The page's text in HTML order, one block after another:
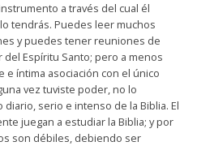
a través del cual él
tendrás. Puedes leer muchos
y puedes tener reuniones de
Espíritu Santo; pero a menos
íntima asociación con el único
vez tuviste poder, no lo
serio e intenso de la Biblia. El
juegan a estudiar la Biblia; y por
son débiles, debiendo ser